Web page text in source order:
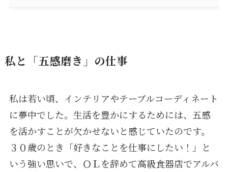
私と「五感磨き」の仕事
私は若い頃、インテリアやテーブルコーディネート
に夢中でした。生活を豊かにするためには、五感
を活かすことが欠かせないと感じていたのです。
３０歳のとき「好きなことを仕事にしたい！」と
いう強い思いで、ＯＬを辞めて高級食器店でアルバ